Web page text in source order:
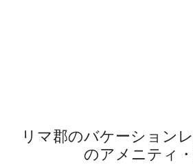
リマ郡のバケーション
のアメニティ